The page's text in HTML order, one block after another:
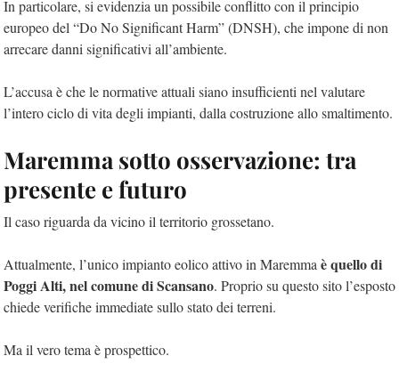
In particolare, si evidenzia un possibile conflitto con il principio
europeo del “Do No Significant Harm” (DNSH), che impone di non
arrecare danni significativi all’ambiente.
L’accusa è che le normative attuali siano insufficienti nel valutare
l’intero ciclo di vita degli impianti, dalla costruzione allo smaltimento.
Maremma sotto osservazione: tra
presente e futuro
Il caso riguarda da vicino il territorio grossetano.
Attualmente, l’unico impianto eolico attivo in Maremma è quello di
Poggi Alti, nel comune di Scansano. Proprio su questo sito l’esposto
chiede verifiche immediate sullo stato dei terreni.
Ma il vero tema è prospettico.